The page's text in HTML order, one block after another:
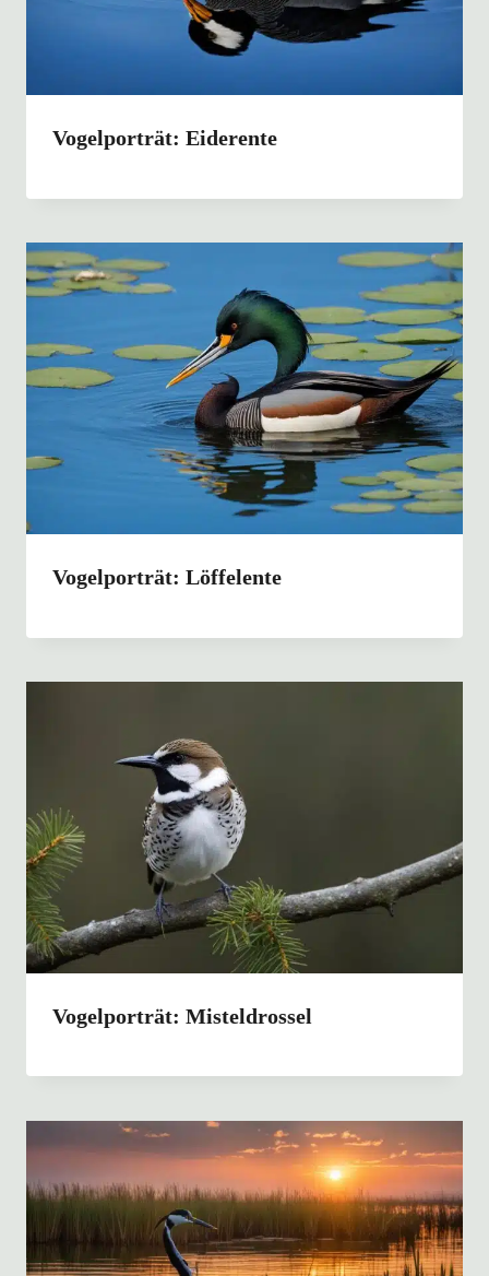
Vogelporträt: Eiderente
Vogelporträt: Löffelente
Vogelporträt: Misteldrossel